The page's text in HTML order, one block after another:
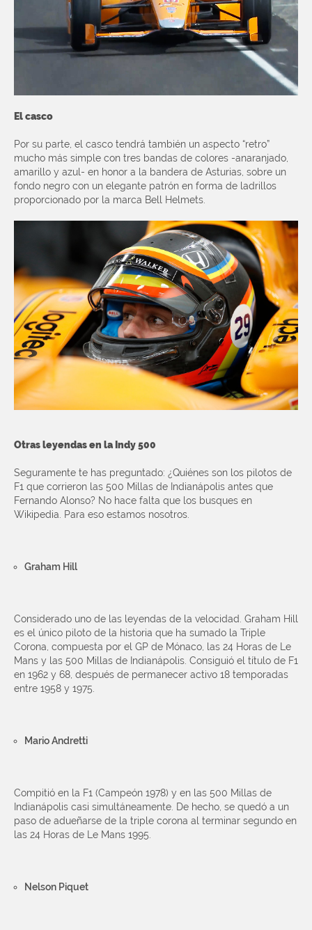
El casco
Por su parte, el casco tendrá también un aspecto “retro”
mucho más simple con tres bandas de colores -anaranjado,
amarillo y azul- en honor a la bandera de Asturias, sobre un
fondo negro con un elegante patrón en forma de ladrillos
proporcionado por la marca Bell Helmets.
Otras leyendas en la Indy 500
Seguramente te has preguntado: ¿Quiénes son los pilotos de
F1 que corrieron las 500 Millas de Indianápolis antes que
Fernando Alonso? No hace falta que los busques en
Wikipedia. Para eso estamos nosotros.
Graham Hill
Considerado uno de las leyendas de la velocidad. Graham Hill
es el único piloto de la historia que ha sumado la Triple
Corona, compuesta por el GP de Mónaco, las 24 Horas de Le
Mans y las 500 Millas de Indianápolis. Consiguió el título de F1
en 1962 y 68, después de permanecer activo 18 temporadas
entre 1958 y 1975.
Mario Andretti
Compitió en la F1 (Campeón 1978) y en las 500 Millas de
Indianápolis casi simultáneamente. De hecho, se quedó a un
paso de adueñarse de la triple corona al terminar segundo en
las 24 Horas de Le Mans 1995.
Nelson Piquet